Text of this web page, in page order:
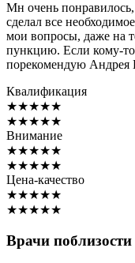
Мн очень понравилось,
сделал все
мои вопросы, даже на
пункцию. Если кому-
порекомендую Андрея
Квалификация
★★★★★
★★★★★
Внимание
★★★★★
★★★★★
Цена-качество
★★★★★
★★★★★
Врачи поблизости